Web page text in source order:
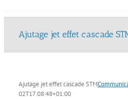
Ajutage jet effet cascade
Ajutage jet effet cascade STM
02T17:08:48+01:00